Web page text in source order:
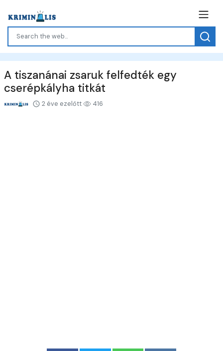
A tiszanánai zsaruk felfedték egy
cserépkályha titkát
2 éve ezelőtt 416